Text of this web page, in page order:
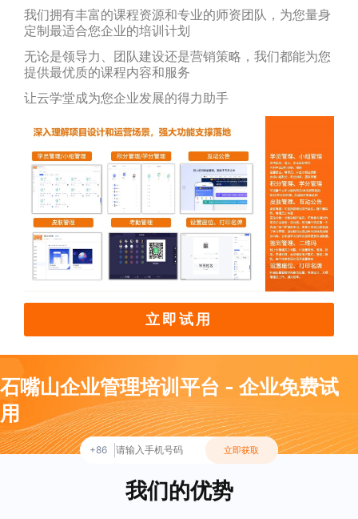
我们拥有丰富的课程资源和专业的师资团队，为您量身
定制最适合您企业的培训计划
无论是领导力、团队建设还是营销策略，我们都能为您
提供最优质的课程内容和服务
让云学堂成为您企业发展的得力助手
立即试用
石嘴山企业管理培训平台 - 企业免费试
用
+86 立即获取
我们的优势